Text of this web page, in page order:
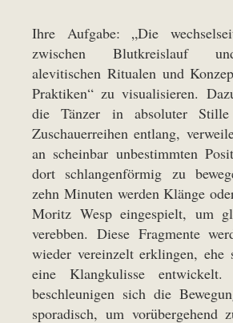
Ihre Aufgabe: „Die
zwischen Blutkreislauf
alevitischen Ritualen und
Praktiken“ zu visualisieren.
die Tänzer in absoluter
Zuschauerreihen entlang,
an scheinbar unbestimmten
dort schlangenförmig zu
zehn Minuten werden Klänge
Moritz Wesp eingespielt, um
verebben. Diese Fragmente
wieder vereinzelt erklingen, ehe
eine Klangkulisse entwickelt.
beschleunigen sich die
sporadisch, um vorübergehend